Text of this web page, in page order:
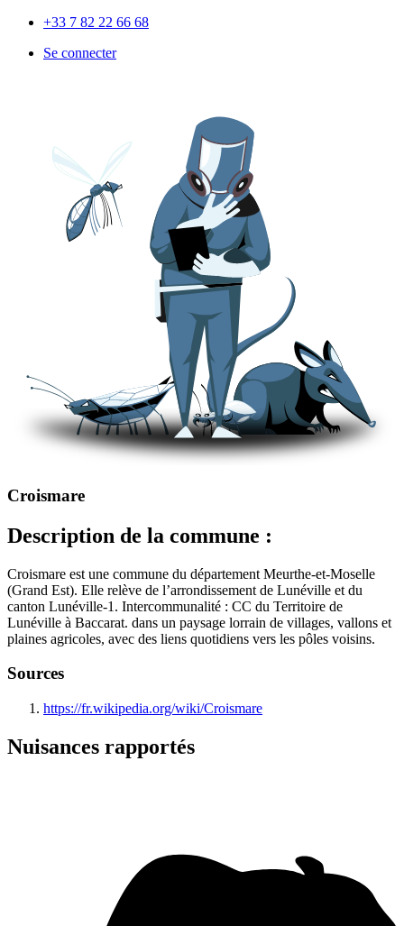
+33 7 82 22 66 68
Se connecter
Croismare
Description de la commune :
Croismare est une commune du département Meurthe-et-Moselle
(Grand Est). Elle relève de l’arrondissement de Lunéville et du
canton Lunéville-1. Intercommunalité : CC du Territoire de
Lunéville à Baccarat. dans un paysage lorrain de villages, vallons et
plaines agricoles, avec des liens quotidiens vers les pôles voisins.
Sources
https://fr.wikipedia.org/wiki/Croismare
Nuisances rapportés